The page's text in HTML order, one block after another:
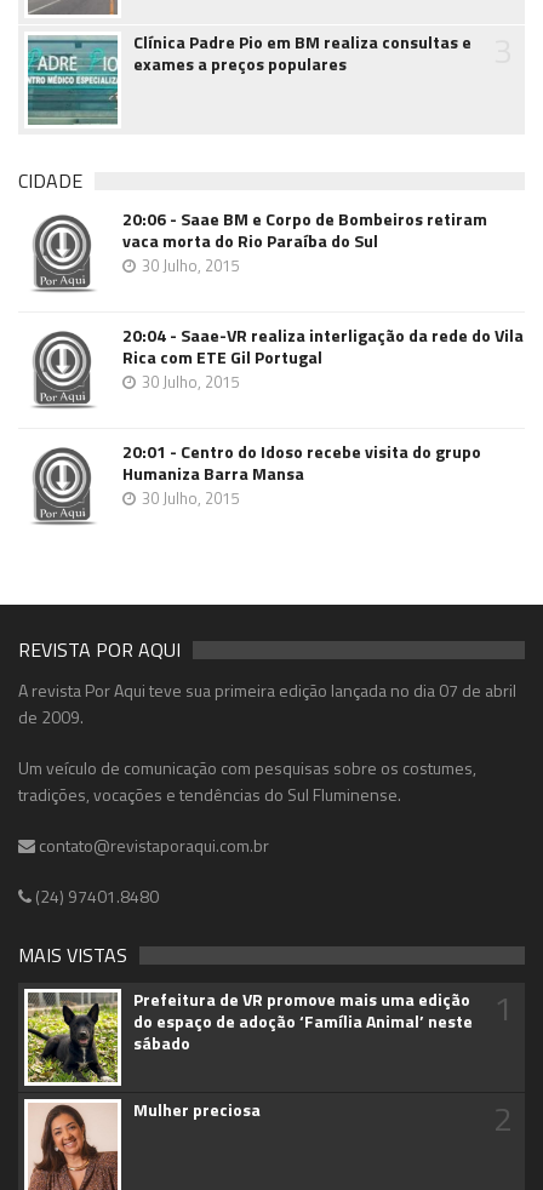
Clínica Padre Pio em BM realiza consultas e
exames a preços populares
CIDADE
20:06 - Saae BM e Corpo de Bombeiros retiram
vaca morta do Rio Paraíba do Sul
30 Julho, 2015
20:04 - Saae-VR realiza interligação da rede do Vila
Rica com ETE Gil Portugal
30 Julho, 2015
20:01 - Centro do Idoso recebe visita do grupo
Humaniza Barra Mansa
30 Julho, 2015
REVISTA POR AQUI
A revista Por Aqui teve sua primeira edição lançada no dia 07 de abril
de 2009.
Um veículo de comunicação com pesquisas sobre os costumes,
tradições, vocações e tendências do Sul Fluminense.
contato@revistaporaqui.com.br
(24) 97401.8480
MAIS VISTAS
Prefeitura de VR promove mais uma edição
do espaço de adoção ‘Família Animal’ neste
sábado
1
Mulher preciosa 2